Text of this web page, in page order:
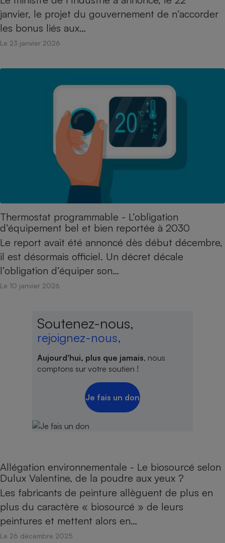
janvier, le projet du gouvernement de n’accorder
les bonus liés aux…
Le 23 janvier 2026
Thermostat programmable - L’obligation
d’équipement bel et bien reportée à 2030
Le report avait été annoncé dès début décembre,
il est désormais officiel. Un décret décale
l’obligation d’équiper son…
Le 10 janvier 2026
Soutenez-nous,
rejoignez-nous,
Aujourd'hui, plus que jamais, nous
comptons sur votre soutien !
Je fais un don
Allégation environnementale - Le biosourcé selon
Dulux Valentine, de la poudre aux yeux ?
Les fabricants de peinture allèguent de plus en
plus du caractère « biosourcé » de leurs
peintures et mettent alors en…
Le 26 décembre 2025